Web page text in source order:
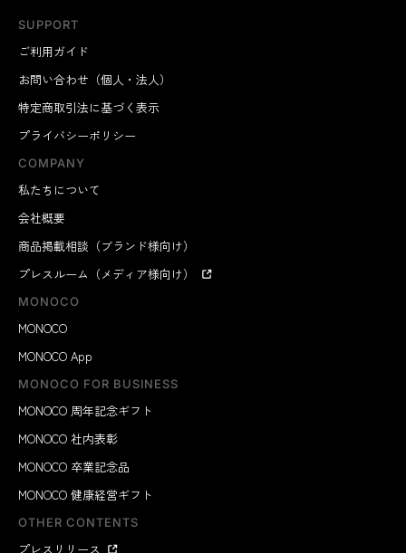
SUPPORT
ご利用ガイド
お問い合わせ（個人・法人）
特定商取引法に基づく表示
プライバシーポリシー
COMPANY
私たちについて
会社概要
商品掲載相談（ブランド様向け）
プレスルーム（メディア様向け）
MONOCO
MONOCO
MONOCO App
MONOCO FOR BUSINESS
MONOCO 周年記念ギフト
MONOCO 社内表彰
MONOCO 卒業記念品
MONOCO 健康経営ギフト
OTHER CONTENTS
プレスリリース